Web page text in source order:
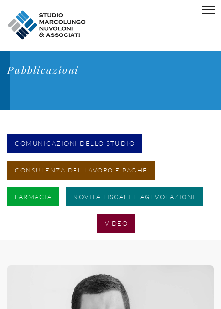
Pubblicazioni
COMUNICAZIONI DELLO STUDIO
CONSULENZA DEL LAVORO E PAGHE
FARMACIA NOVITÀ FISCALI E AGEVOLAZIONI
VIDEO